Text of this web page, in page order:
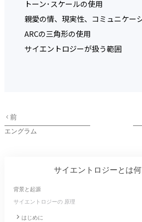
トーン･スケールの使用
親愛の情、現実性、コミュニケーシ
ARCの三角形の使用
サイエントロジーが扱う範囲
前
エングラム
サイエントロジーとは
背景と起源
サイエントロジーの 原理
はじめに